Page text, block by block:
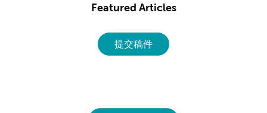
Featured Articles
提交稿件